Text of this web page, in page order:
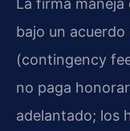
La firma maneja
bajo un
(contingency
no paga
adelantado; los